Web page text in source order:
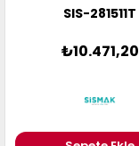
SIS-281511T
₺10.471,20